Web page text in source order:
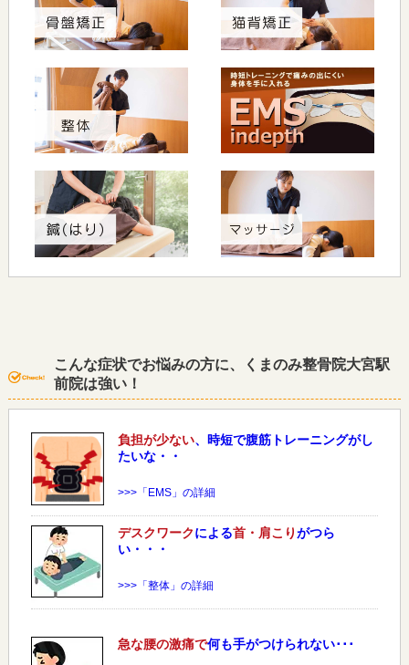
こんな症状でお悩みの方に、くまのみ整骨院大宮駅
前院は強い！
負担が少ない、時短で腹筋トレーニングがし
たいな・・
>>>「EMS」の詳細
デスクワークによる首・肩こりがつら
い・・・
>>>「整体」の詳細
急な腰の激痛で何も手がつけられない･･･